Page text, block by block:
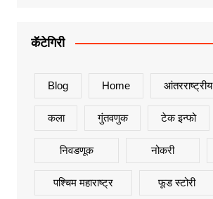
कॅटेगिरी
Blog Home आंतरराष्ट्रीय
कला गुंतवणुक टेक इन्फो
निवडणूक नोकरी
पश्चिम महाराष्ट्र फूड स्टोरी